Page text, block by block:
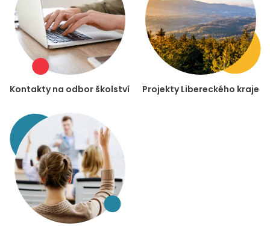
Kontakty na odbor školství Projekty Libereckého kraje